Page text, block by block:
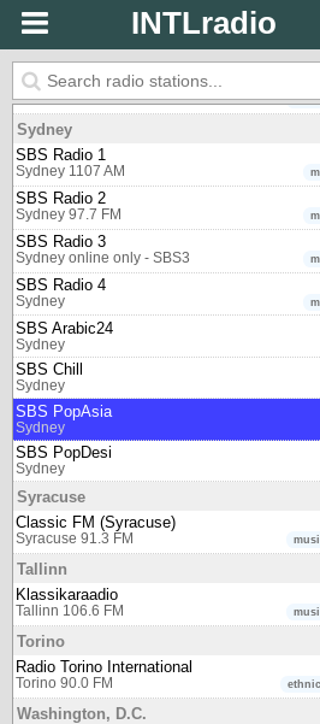
INTLradio
One FM
Shepparton 98.5 FM
Sofia
Classic FM (Bulgaria)
Sofia 88.0 FM
Sydney
SBS Radio 1
Sydney 1107 AM
SBS Radio 2
Sydney 97.7 FM
SBS Radio 3
Sydney online only - SBS3
SBS Radio 4
Sydney
SBS Arabic24
Sydney
SBS Chill
Sydney
SBS PopAsia
Sydney
SBS PopDesi
Sydney
Syracuse
Classic FM (Syracuse)
Syracuse 91.3 FM
Tallinn
Klassikaraadio
Tallinn 106.6 FM
Torino
Radio Torino International
Torino 90.0 FM
Washington, D.C.